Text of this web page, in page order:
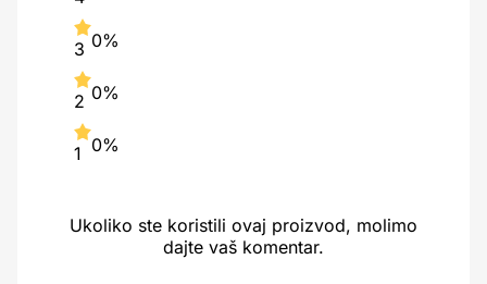
3 0%
2 0%
1 0%
Ukoliko ste koristili ovaj proizvod, molimo
dajte vaš komentar.